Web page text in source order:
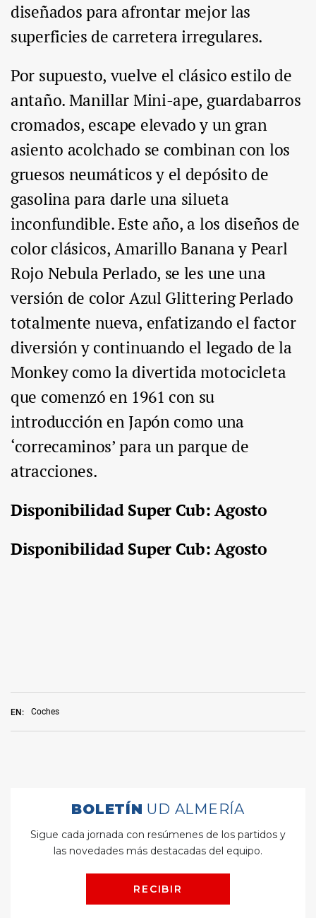
EN: Coches
diseñados para afrontar mejor las
superficies de carretera irregulares.
Por supuesto, vuelve el clásico estilo de
antaño. Manillar Mini-ape, guardabarros
cromados, escape elevado y un gran
asiento acolchado se combinan con los
gruesos neumáticos y el depósito de
gasolina para darle una silueta
inconfundible. Este año, a los diseños de
color clásicos, Amarillo Banana y Pearl
Rojo Nebula Perlado, se les une una
versión de color Azul Glittering Perlado
totalmente nueva, enfatizando el factor
diversión y continuando el legado de la
Monkey como la divertida motocicleta
que comenzó en 1961 con su
introducción en Japón como una
‘correcaminos’ para un parque de
atracciones.
Disponibilidad Super Cub: Agosto
Disponibilidad Super Cub: Agosto